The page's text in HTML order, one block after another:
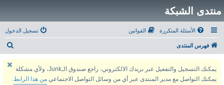
منتدى الشبكة
الأسئلة المتكررة القوانين تسجيل الدخول
فهرس المنتدى
يمكنك التسجيل والتفعيل عبر بريدك الالكتروني، راجع صندوق الـJunk، ولأي مشكلة
يمكنك التواصل مع مدير المنتدى عبر أي من وسائل التواصل الاجتماعي من هذا الرابط.